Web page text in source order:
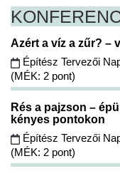
Azért a víz a zűr? –
Építész Tervezői
(MÉK: 2 pont)
Rés a pajzson –
kényes pontokon
Építész Tervezői
(MÉK: 2 pont)